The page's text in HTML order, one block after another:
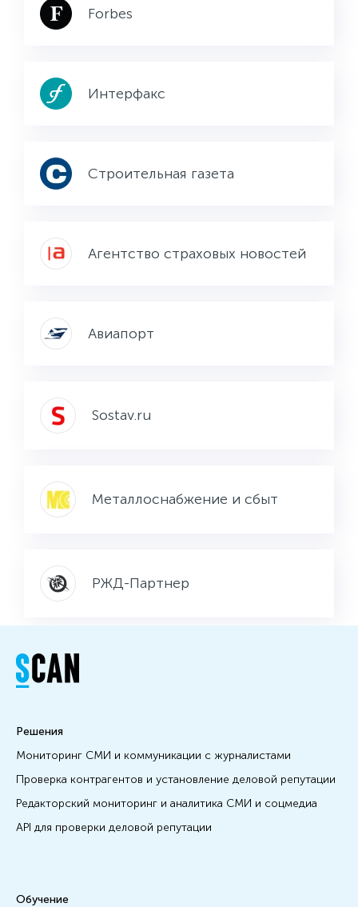
Forbes
Интерфакс
Строительная газета
Агентство страховых новостей
Авиапорт
Sostav.ru
Металлоснабжение и сбыт
РЖД-Партнер
Решения
Мониторинг СМИ и коммуникации с журналистами
Проверка контрагентов и установление деловой репутации
Редакторский мониторинг и аналитика СМИ и соцмедиа
API для проверки деловой репутации
Обучение